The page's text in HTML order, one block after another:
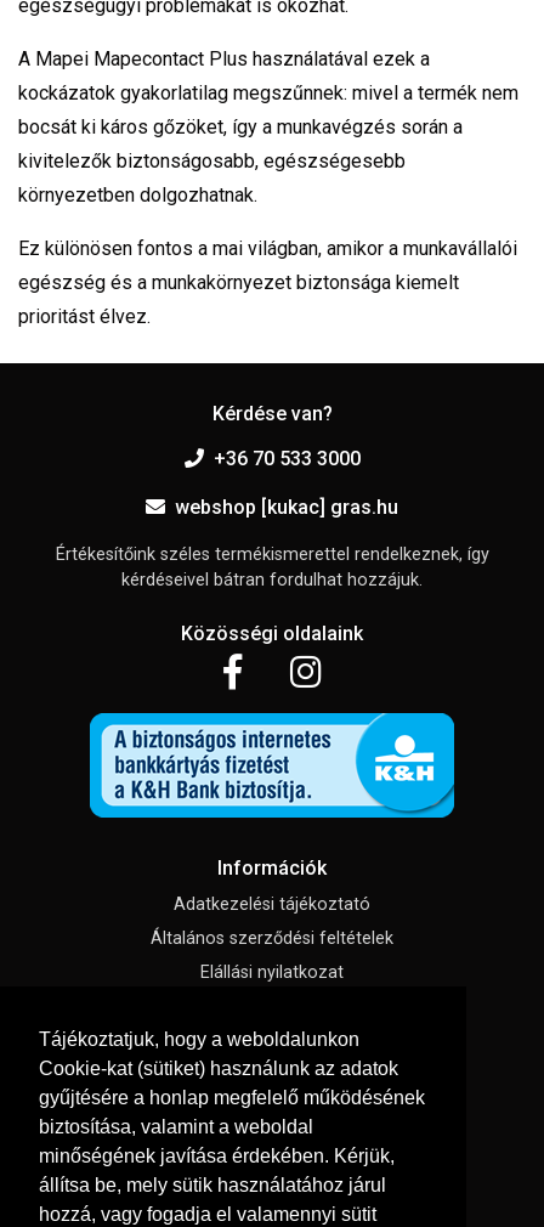
Tájékoztatjuk, hogy a weboldalunkon
Cookie-kat (sütiket) használunk az adatok
gyűjtésére a honlap megfelelő működésének
biztosítása, valamint a weboldal
minőségének javítása érdekében. Kérjük,
állítsa be, mely sütik használatához járul
hozzá, vagy fogadja el valamennyi sütit
egészségügyi problémákat is okozhat.
A Mapei Mapecontact Plus használatával ezek a
kockázatok gyakorlatilag megszűnnek: mivel a termék nem
bocsát ki káros gőzöket, így a munkavégzés során a
kivitelezők biztonságosabb, egészségesebb
környezetben dolgozhatnak.
Ez különösen fontos a mai világban, amikor a munkavállalói
egészség és a munkakörnyezet biztonsága kiemelt
prioritást élvez.
Kérdése van?
+36 70 533 3000
webshop [kukac] gras.hu
Értékesítőink széles termékismerettel rendelkeznek, így
kérdéseivel bátran fordulhat hozzájuk.
Közösségi oldalaink
Információk
Adatkezelési tájékoztató
Általános szerződési feltételek
Elállási nyilatkozat
Süti beállítások
Menü
Hírek, cikkek
Kapcsolat
Letölthető katalógusok